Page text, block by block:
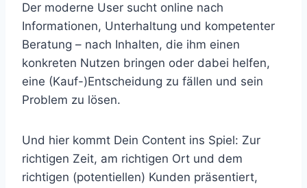
Der moderne User sucht online nach
Informationen, Unterhaltung und kompetenter
Beratung – nach Inhalten, die ihm einen
konkreten Nutzen bringen oder dabei helfen,
eine (Kauf-)Entscheidung zu fällen und sein
Problem zu lösen.
Und hier kommt Dein Content ins Spiel: Zur
richtigen Zeit, am richtigen Ort und dem
richtigen (potentiellen) Kunden präsentiert,